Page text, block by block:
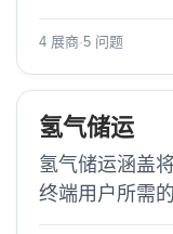
4 展商·5 问题
氢气储运
氢气储运涵盖
终端用户所需